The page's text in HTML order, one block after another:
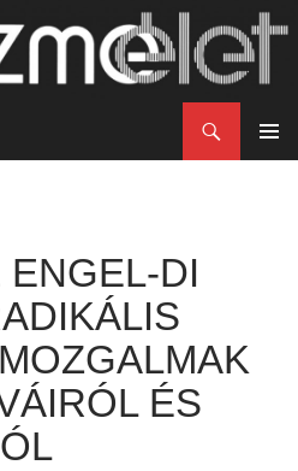
ENGEL-DI
ÉS